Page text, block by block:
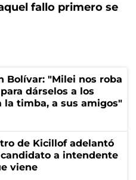
fallo primero se
Bolívar: "Milei nos roba
dárselos a los
la timba, a sus amigos"
de Kicillof adelantó
a intendente
viene